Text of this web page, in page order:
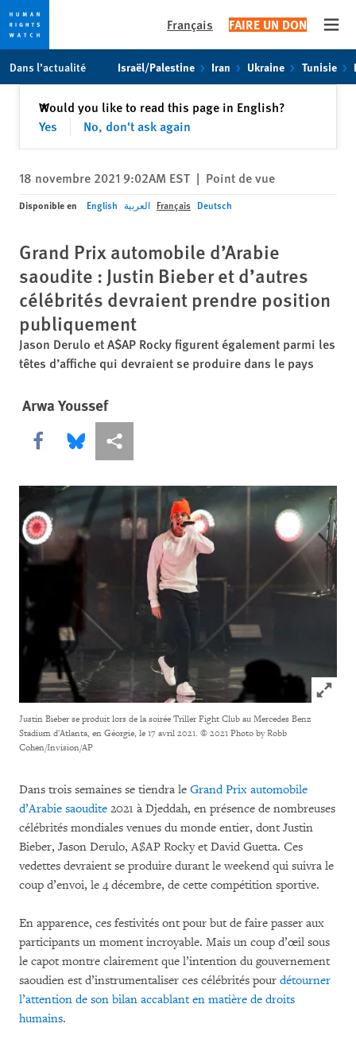
toto
content
Français FAIRE UN DON
Dans l’actualité Israël/Palestine Iran Ukraine Tunisie
Would you like to read this page in English?
Yes
No, don't ask again
✕Fermer
18 novembre 2021 9:02AM EST | Point de vue
Disponible en English العربية Français Deutsch
Grand Prix automobile d’Arabie
saoudite : Justin Bieber et d’autres
célébrités devraient prendre position
publiquement
Jason Derulo et A$AP Rocky figurent également parmi les
têtes d’affiche qui devraient se produire dans le pays
Arwa Youssef
Share this via Facebook
Share this via Bluesky
Share this via Partagez
Click
Justin Bieber se produit lors de la soirée Triller Fight Club au Mercedes Benz
Stadium d'Atlanta, en Géorgie, le 17 avril 2021. © 2021 Photo by Robb
Cohen/Invision/AP
Dans trois semaines se tiendra le Grand Prix automobile
d’Arabie saoudite 2021 à Djeddah, en présence de nombreuses
célébrités mondiales venues du monde entier, dont Justin
Bieber, Jason Derulo, A$AP Rocky et David Guetta. Ces
vedettes devraient se produire durant le weekend qui suivra le
coup d’envoi, le 4 décembre, de cette compétition sportive.
En apparence, ces festivités ont pour but de faire passer aux
participants un moment incroyable. Mais un coup d’œil sous
le capot montre clairement que l’intention du gouvernement
saoudien est d’instrumentaliser ces célébrités pour détourner
l’attention de son bilan accablant en matière de droits
humains.